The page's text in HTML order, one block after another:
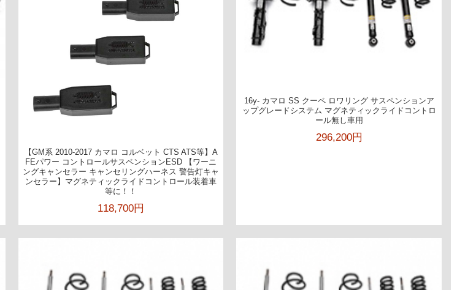
【GM系 2010-2017 カマロ コルベット CTS ATS等】A
FEパワー コントロールサスペンションESD 【ワーニ
ングキャンセラー キャンセリングハーネス 警告灯キャ
ンセラー】マグネティックライドコントロール装着車
等に！！
118,700円
16y- カマロ SS クーペ ロワリング サスペンションア
ップグレードシステム マグネティックライドコントロ
ール無し車用
296,200円